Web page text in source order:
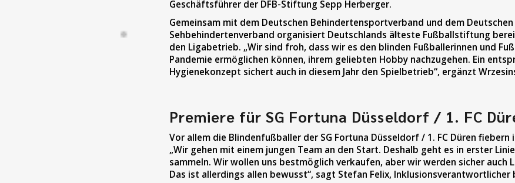
Geschäftsführer der DFB-Stiftung Sepp Herberger.
Gemeinsam mit dem Deutschen Behindertensportverband und dem
Sehbehindertenverband organisiert Deutschlands älteste Fußballstiftung
den Ligabetrieb. „Wir sind froh, dass wir es den blinden Fußballerinnen und
Pandemie ermöglichen können, ihrem geliebten Hobby nachzugehen. Ein
Hygienekonzept sichert auch in diesem Jahr den Spielbetrieb“, ergänzt
Premiere für SG Fortuna Düsseldorf / 1. FC
Vor allem die Blindenfußballer der SG Fortuna Düsseldorf / 1. FC Düren fiebern
„Wir gehen mit einem jungen Team an den Start. Deshalb geht es in erster
sammeln. Wir wollen uns bestmöglich verkaufen, aber wir werden sicher auch
Das ist allerdings allen bewusst“, sagt Stefan Felix, Inklusionsverantwortlicher